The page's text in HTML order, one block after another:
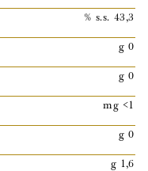
% s.s. 43,3
g 0
g 0
mg <1
g 0
g 1,6